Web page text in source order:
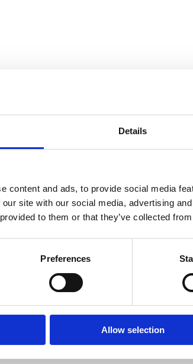
Details
content and ads, to provide social media
site with our social media, advertising
to them or that they’ve collected
Preferences
Allow selection